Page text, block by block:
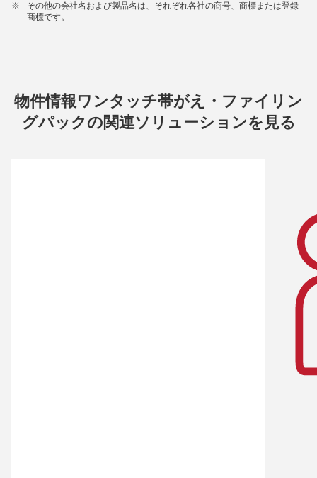
※
その他の会社名および製品名は、それぞれ各社の商号、商標または登録
商標です。
物件情報ワンタッチ帯がえ・ファイリン
グパックの関連ソリューションを⾒る